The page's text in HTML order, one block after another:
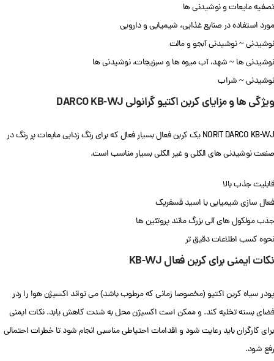
تصفیه مایعات و نوشیدنی ها
مورد استفاده در صنایع غذایی، شیمیایی و دارویی
نوشیدنی ~ نوشیدنی آبجو و مالت
نوشیدنی ها ~ شهد، آب میوه ها و سبزیجات، نوشیدنی ها
نوشیدنی ~ شراب
ویژگی ها و مزایای کربن اکتیو گرانولی DARCO KB-WJ
NORIT DARCO KB-WJ یک کربن فعال بسیار فعال که برای رنگ زدایی مایعات پر رنگ در
صنعت نوشیدنی های الکلی و غیر الکلی بسیار مناسب است.
قابلیت جذب بالا
فعال سازی شیمیایی با اسید فسفریک
جذب مولکول های آلی بزرگ مانند پروتئین ها
نحوه کسب اطلاعات دقیق تر
نکات ایمنی برای کربن فعال KB-WJ
پودر سیاه کربن اکتیو (مخصوصا زمانی که مرطوب باشد) می تواند اکسیژن هوا را ردر
فضای بسته تخلیه کند. و ممکن است اکسیژن محل به شدت کاهش یابد. نکات ایمنی
برای کارگران باید رعایت شود و اقدامات احتیاطی مناسبی انجام شود تا خطرات احتمالی
رفع شود.